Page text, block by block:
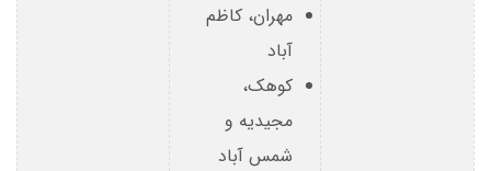
مهران، کاظم
آباد
کوهک،
مجیدیه و
شمس آباد